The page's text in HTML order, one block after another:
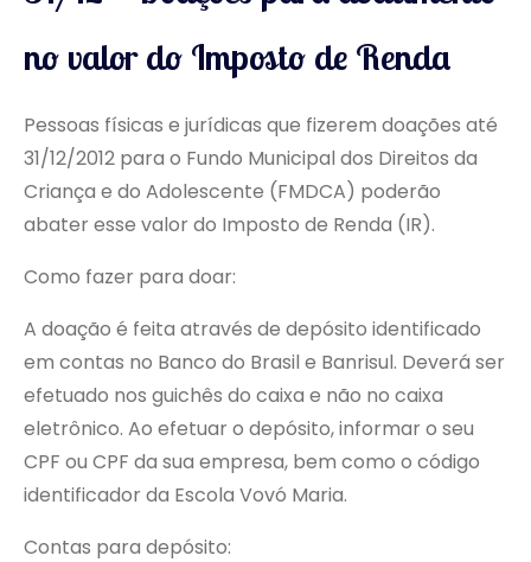
no valor do Imposto de Renda
Pessoas físicas e jurídicas que fizerem doações até
31/12/2012 para o Fundo Municipal dos Direitos da
Criança e do Adolescente (FMDCA) poderão
abater esse valor do Imposto de Renda (IR).
Como fazer para doar:
A doação é feita através de depósito identificado
em contas no Banco do Brasil e Banrisul. Deverá ser
efetuado nos guichês do caixa e não no caixa
eletrônico. Ao efetuar o depósito, informar o seu
CPF ou CPF da sua empresa, bem como o código
identificador da Escola Vovó Maria.
Contas para depósito: